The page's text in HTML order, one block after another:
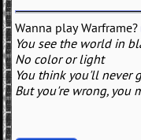
Wanna play Warframe?
You see the world in
No color or light
You think you'll never
But you're wrong, you